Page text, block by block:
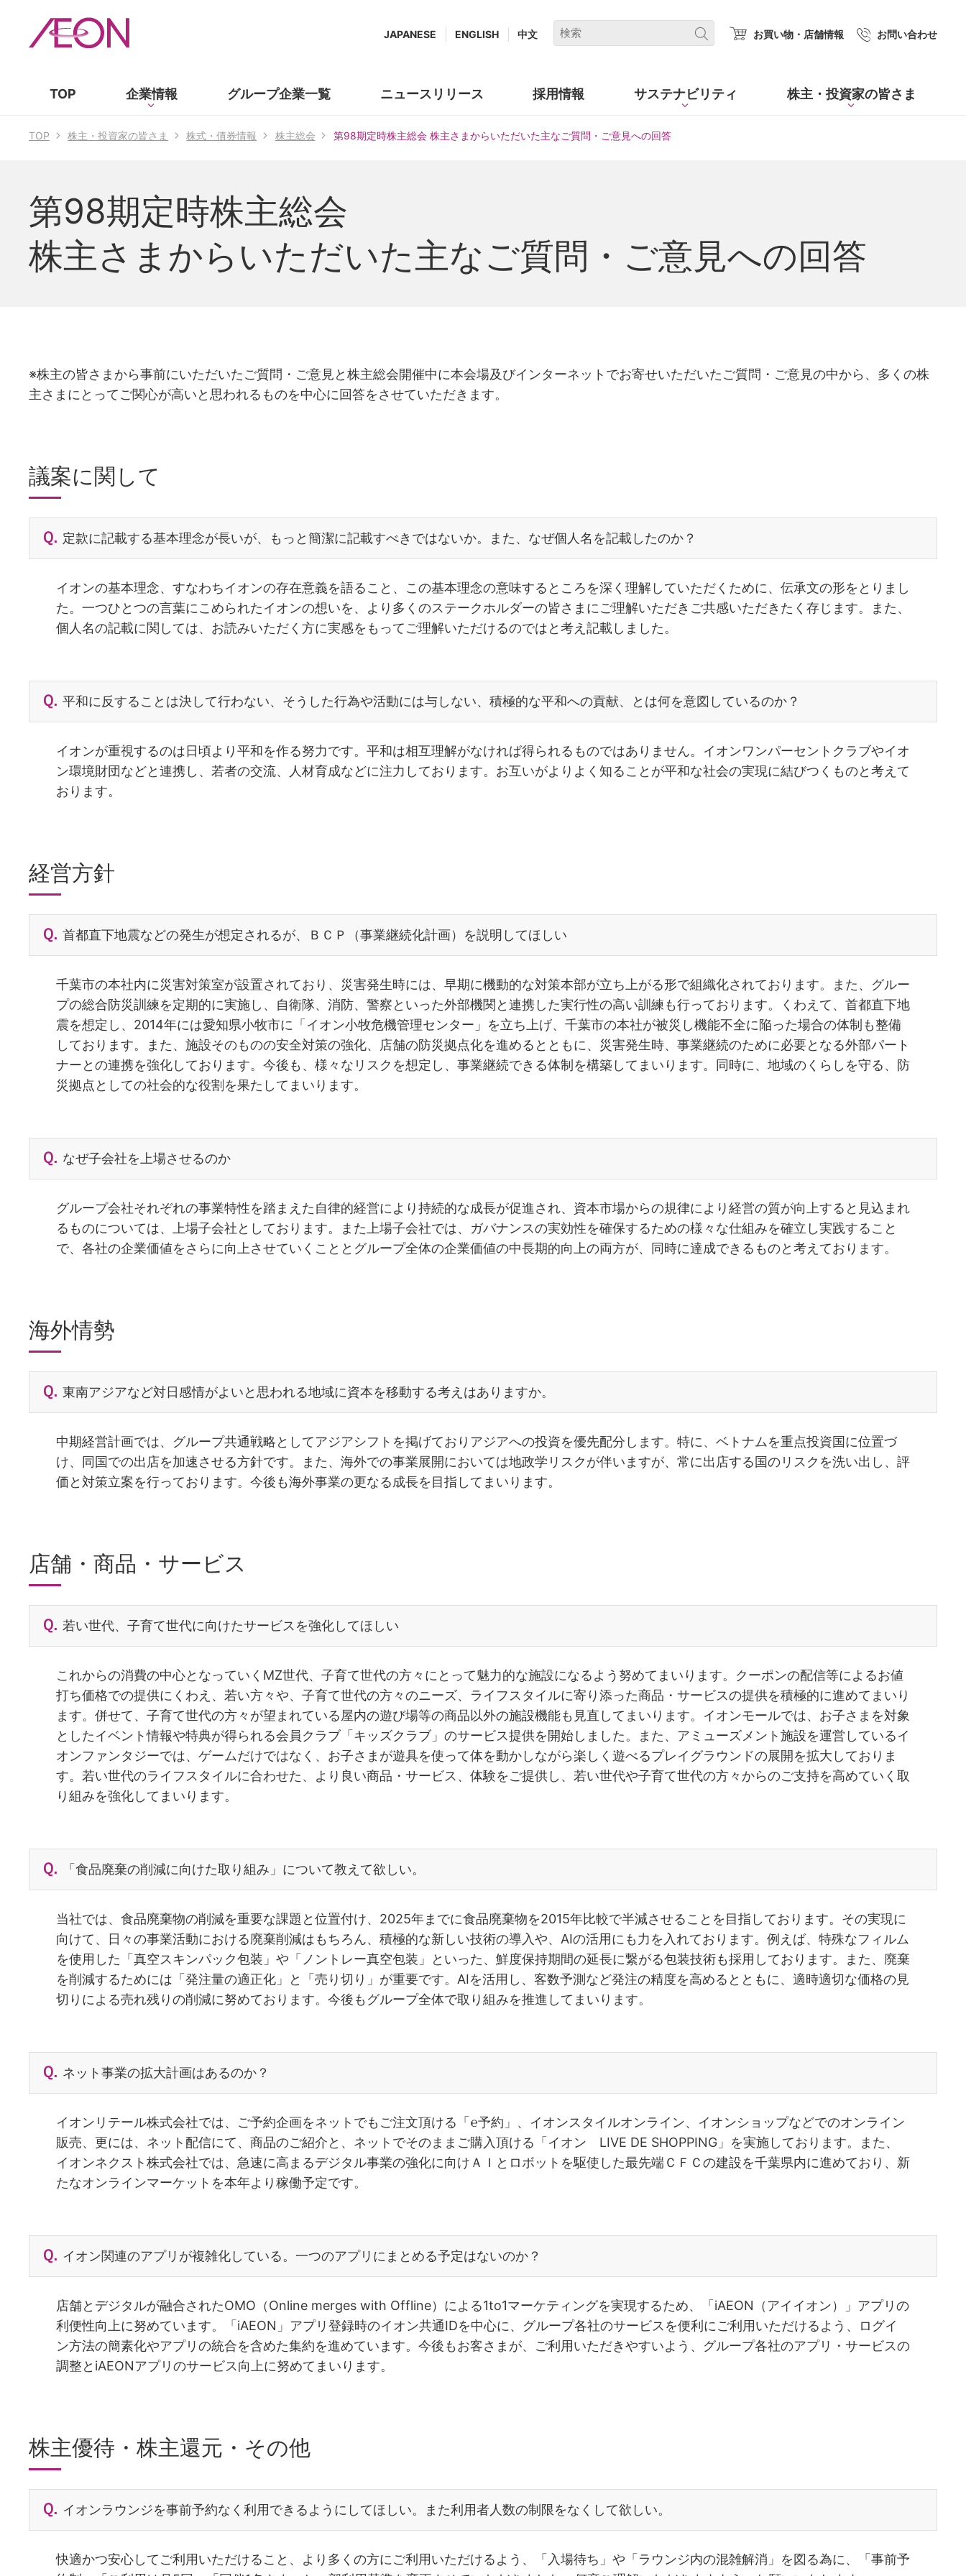
キ
ー
ー
で
TOP 企業情報 グループ企業一覧 ニュースリリース
採用情報
サステナビリティ 株主・投資家の皆さま
お買い物・店舗情報 (new window.)
お問い合わせ
JAPANESE ENGLISH 中文
TOP 株主・投資家の皆さま 株式・債券情報 株主総会 第98期定時株主総会 株主さまからいただいた主なご質問・ご意見への回答
第98期定時株主総会
株主さまからいただいた主なご質問・ご意見への回答
※株主の皆さまから事前にいただいたご質問・ご意見と株主総会開催中に本会場及びインターネットでお寄せいただいたご質問・ご意見の中から、多くの株
主さまにとってご関心が高いと思われるものを中心に回答をさせていただきます。
議案に関して
定款に記載する基本理念が長いが、もっと簡潔に記載すべきではないか。また、なぜ個人名を記載したのか？
イオンの基本理念、すなわちイオンの存在意義を語ること、この基本理念の意味するところを深く理解していただくために、伝承文の形をとりまし
た。一つひとつの言葉にこめられたイオンの想いを、より多くのステークホルダーの皆さまにご理解いただきご共感いただきたく存じます。また、
個人名の記載に関しては、お読みいただく方に実感をもってご理解いただけるのではと考え記載しました。
平和に反することは決して行わない、そうした行為や活動には与しない、積極的な平和への貢献、とは何を意図しているのか？
イオンが重視するのは日頃より平和を作る努力です。平和は相互理解がなければ得られるものではありません。イオンワンパーセントクラブやイオ
ン環境財団などと連携し、若者の交流、人材育成などに注力しております。お互いがよりよく知ることが平和な社会の実現に結びつくものと考えて
おります。
経営方針
首都直下地震などの発生が想定されるが、ＢＣＰ（事業継続化計画）を説明してほしい
千葉市の本社内に災害対策室が設置されており、災害発生時には、早期に機動的な対策本部が立ち上がる形で組織化されております。また、グルー
プの総合防災訓練を定期的に実施し、自衛隊、消防、警察といった外部機関と連携した実行性の高い訓練も行っております。くわえて、首都直下地
震を想定し、2014年には愛知県小牧市に「イオン小牧危機管理センター」を立ち上げ、千葉市の本社が被災し機能不全に陥った場合の体制も整備
しております。また、施設そのものの安全対策の強化、店舗の防災拠点化を進めるとともに、災害発生時、事業継続のために必要となる外部パート
ナーとの連携を強化しております。今後も、様々なリスクを想定し、事業継続できる体制を構築してまいります。同時に、地域のくらしを守る、防
災拠点としての社会的な役割を果たしてまいります。
なぜ子会社を上場させるのか
グループ会社それぞれの事業特性を踏まえた自律的経営により持続的な成長が促進され、資本市場からの規律により経営の質が向上すると見込まれ
るものについては、上場子会社としております。また上場子会社では、ガバナンスの実効性を確保するための様々な仕組みを確立し実践すること
で、各社の企業価値をさらに向上させていくこととグループ全体の企業価値の中長期的向上の両方が、同時に達成できるものと考えております。
海外情勢
東南アジアなど対日感情がよいと思われる地域に資本を移動する考えはありますか。
中期経営計画では、グループ共通戦略としてアジアシフトを掲げておりアジアへの投資を優先配分します。特に、ベトナムを重点投資国に位置づ
け、同国での出店を加速させる方針です。また、海外での事業展開においては地政学リスクが伴いますが、常に出店する国のリスクを洗い出し、評
価と対策立案を行っております。今後も海外事業の更なる成長を目指してまいります。
店舗・商品・サービス
若い世代、子育て世代に向けたサービスを強化してほしい
これからの消費の中心となっていくMZ世代、子育て世代の方々にとって魅力的な施設になるよう努めてまいります。クーポンの配信等によるお値
打ち価格での提供にくわえ、若い方々や、子育て世代の方々のニーズ、ライフスタイルに寄り添った商品・サービスの提供を積極的に進めてまいり
ます。併せて、子育て世代の方々が望まれている屋内の遊び場等の商品以外の施設機能も見直してまいります。イオンモールでは、お子さまを対象
としたイベント情報や特典が得られる会員クラブ「キッズクラブ」のサービス提供を開始しました。また、アミューズメント施設を運営しているイ
オンファンタジーでは、ゲームだけではなく、お子さまが遊具を使って体を動かしながら楽しく遊べるプレイグラウンドの展開を拡大しておりま
す。若い世代のライフスタイルに合わせた、より良い商品・サービス、体験をご提供し、若い世代や子育て世代の方々からのご支持を高めていく取
り組みを強化してまいります。
「食品廃棄の削減に向けた取り組み」について教えて欲しい。
当社では、食品廃棄物の削減を重要な課題と位置付け、2025年までに食品廃棄物を2015年比較で半減させることを目指しております。その実現に
向けて、日々の事業活動における廃棄削減はもちろん、積極的な新しい技術の導入や、AIの活用にも力を入れております。例えば、特殊なフィルム
を使用した「真空スキンパック包装」や「ノントレー真空包装」といった、鮮度保持期間の延長に繋がる包装技術も採用しております。また、廃棄
を削減するためには「発注量の適正化」と「売り切り」が重要です。AIを活用し、客数予測など発注の精度を高めるとともに、適時適切な価格の見
切りによる売れ残りの削減に努めております。今後もグループ全体で取り組みを推進してまいります。
ネット事業の拡大計画はあるのか？
イオンリテール株式会社では、ご予約企画をネットでもご注文頂ける「℮予約」、イオンスタイルオンライン、イオンショップなどでのオンライン
販売、更には、ネット配信にて、商品のご紹介と、ネットでそのままご購入頂ける「イオン LIVE DE SHOPPING」を実施しております。また、
イオンネクスト株式会社では、急速に高まるデジタル事業の強化に向けＡＩとロボットを駆使した最先端ＣＦＣの建設を千葉県内に進めており、新
たなオンラインマーケットを本年より稼働予定です。
イオン関連のアプリが複雑化している。一つのアプリにまとめる予定はないのか？
店舗とデジタルが融合されたOMO（Online merges with Offline）による1to1マーケティングを実現するため、「iAEON（アイイオン）」アプリの
利便性向上に努めています。「iAEON」アプリ登録時のイオン共通IDを中心に、グループ各社のサービスを便利にご利用いただけるよう、ログイ
ン方法の簡素化やアプリの統合を含めた集約を進めています。今後もお客さまが、ご利用いただきやすいよう、グループ各社のアプリ・サービスの
調整とiAEONアプリのサービス向上に努めてまいります。
株主優待・株主還元・その他
イオンラウンジを事前予約なく利用できるようにしてほしい。また利用者人数の制限をなくして欲しい。
快適かつ安心してご利用いただけること、より多くの方にご利用いただけるよう、「入場待ち」や「ラウンジ内の混雑解消」を図る為に、「事前予